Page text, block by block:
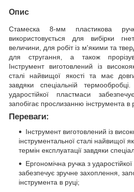
Опис
Стамеска 8-мм пластикова
використовується для вибірки
величини, для робіт із м'якими та
для стругання, а також
Інструмент виготовлений із
сталі найвищої якості та має
завдяки спеціальній
ударостійкої пластмаси
запобігає прослизанню інструмента в
Переваги:
Інструмент виготовлений із
інструментальної сталі найвищої
термін експлуатації завдяки
Ергономічна ручка з
забезпечує зручне захоплення,
інструмента в руці;